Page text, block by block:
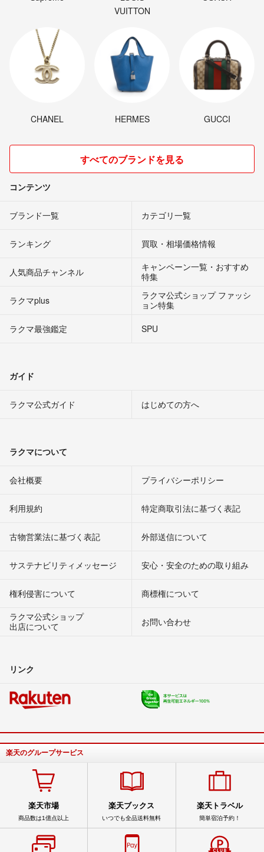
VUITTON
CHANEL HERMES GUCCI
すべてのブランドを見る
コンテンツ
ブランド一覧 カテゴリ一覧
ランキング 買取・相場価格情報
人気商品チャンネル
キャンペーン一覧・おすすめ
特集
ラクマplus
ラクマ公式ショップ ファッシ
ョン特集
ラクマ最強鑑定
SPU
ガイド
ラクマ公式ガイド はじめての方へ
ラクマについて
会社概要 プライバシーポリシー
利用規約 特定商取引法に基づく表記
古物営業法に基づく表記 外部送信について
サステナビリティメッセージ 安心・安全のための取り組み
権利侵害について
商標権について
ラクマ公式ショップ
出店について
お問い合わせ
リンク
楽天のグループサービス
楽天市場
商品数は1億点以上
楽天ブックス
いつでも全品送料無料
楽天トラベル
簡単宿泊予約！